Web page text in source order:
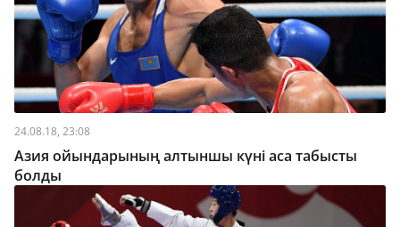
24.08.18, 23:08
Азия ойындарының алтыншы күні аса табысты
болды